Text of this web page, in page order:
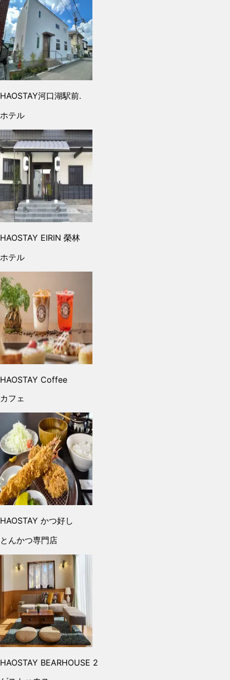
HAOSTAY河口湖駅前.
ホテル
HAOSTAY EIRIN 榮林
ホテル
HAOSTAY Coffee
カフェ
HAOSTAY かつ好し
とんかつ専門店
HAOSTAY BEARHOUSE 2